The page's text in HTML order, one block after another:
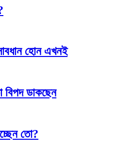
হোন এখনই
বিপদ ডাকছেন
তো?